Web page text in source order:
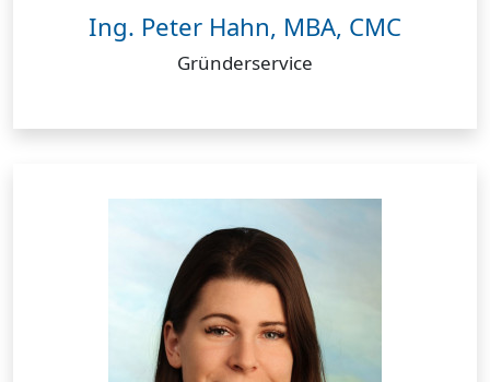
Ing. Peter Hahn, MBA, CMC
Gründerservice